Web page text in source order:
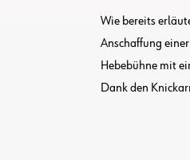
Wie bereits
Anschaffung einer
Hebebühne mit
Dank den